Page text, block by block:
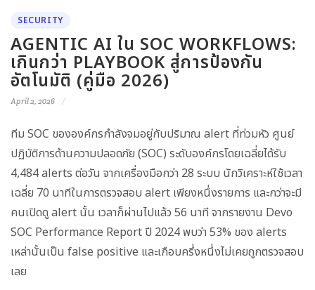
SECURITY
AGENTIC AI ใน SOC WORKFLOWS:
เกินกว่า PLAYBOOK สู่การป้องกัน
อัตโนมัติ (คู่มือ 2026)
April 2, 2026
ทีม SOC ขององค์กรกำลังจมอยู่กับปริมาณ alert ที่ท่วมหัว ศูนย์
ปฏิบัติการด้านความปลอดภัย (SOC) ระดับองค์กรโดยเฉลี่ยได้รับ
4,484 alerts ต่อวัน จากเครื่องมือกว่า 28 ระบบ นักวิเคราะห์ใช้เวลา
เฉลี่ย 70 นาทีในการตรวจสอบ alert เพียงหนึ่งรายการ และกว่าจะมี
คนเปิดดู alert นั้น เวลาก็ผ่านไปแล้ว 56 นาที จากรายงาน Devo
SOC Performance Report ปี 2024 พบว่า 53% ของ alerts
เหล่านั้นเป็น false positive และเกือบครึ่งหนึ่งไม่เคยถูกตรวจสอบ
เลย